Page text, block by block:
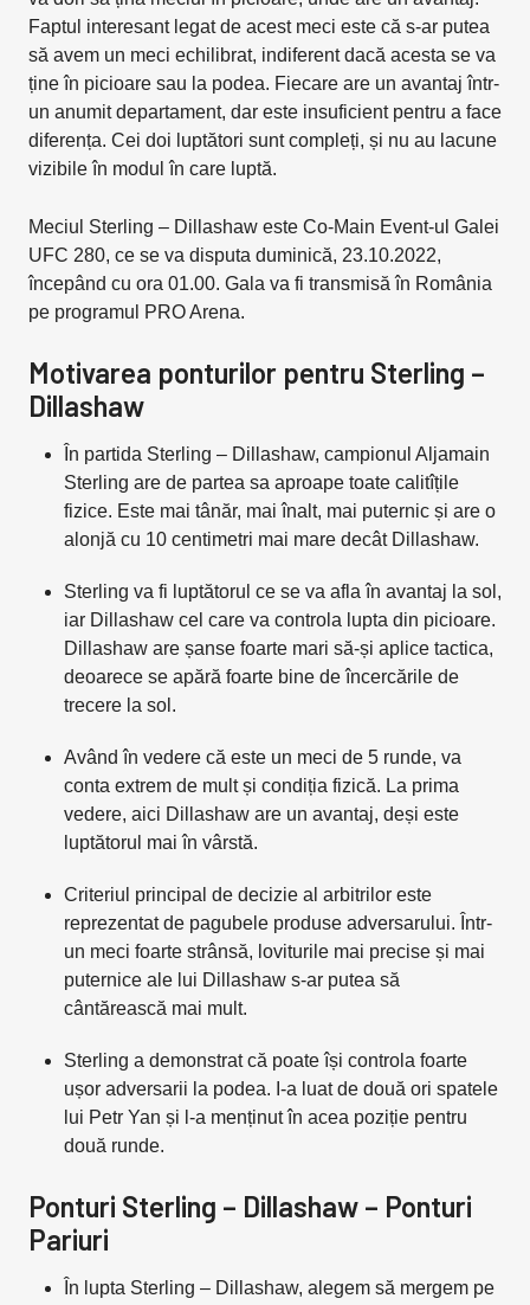
Faptul interesant legat de acest meci este că s-ar putea
să avem un meci echilibrat, indiferent dacă acesta se va
ține în picioare sau la podea. Fiecare are un avantaj într-
un anumit departament, dar este insuficient pentru a face
diferența. Cei doi luptători sunt compleți, și nu au lacune
vizibile în modul în care luptă.
Meciul Sterling – Dillashaw este Co-Main Event-ul Galei
UFC 280, ce se va disputa duminică, 23.10.2022,
începând cu ora 01.00. Gala va fi transmisă în România
pe programul PRO Arena.
Motivarea ponturilor pentru Sterling –
Dillashaw
În partida Sterling – Dillashaw, campionul Aljamain
Sterling are de partea sa aproape toate calitîțile
fizice. Este mai tânăr, mai înalt, mai puternic și are o
alonjă cu 10 centimetri mai mare decât Dillashaw.
Sterling va fi luptătorul ce se va afla în avantaj la sol,
iar Dillashaw cel care va controla lupta din picioare.
Dillashaw are șanse foarte mari să-și aplice tactica,
deoarece se apără foarte bine de încercările de
trecere la sol.
Având în vedere că este un meci de 5 runde, va
conta extrem de mult și condiția fizică. La prima
vedere, aici Dillashaw are un avantaj, deși este
luptătorul mai în vârstă.
Criteriul principal de decizie al arbitrilor este
reprezentat de pagubele produse adversarului. Într-
un meci foarte strânsă, loviturile mai precise și mai
puternice ale lui Dillashaw s-ar putea să
cântărească mai mult.
Sterling a demonstrat că poate își controla foarte
ușor adversarii la podea. I-a luat de două ori spatele
lui Petr Yan și l-a menținut în acea poziție pentru
două runde.
Ponturi Sterling – Dillashaw – Ponturi
Pariuri
În lupta Sterling – Dillashaw, alegem să mergem pe